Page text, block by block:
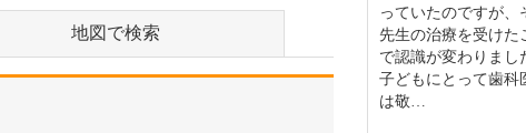
地図で検索
っていたのですが、
先生の治療を受けた
で認識が変わりまし
子どもにとって歯科
は敬…
皮膚疾患全般を診療して
います。例えば、アトピ
ー性皮膚炎では、外用
薬・内服薬の薬物療法に